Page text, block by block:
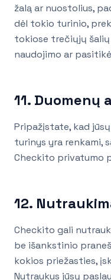
žalą ar nuostolius,
dėl tokio turinio,
tokiose trečiųjų šalių
naudojimo ar
11. Duomenų
Pripažįstate, kad
turinys yra renkami,
Checkito privatumo
12.
Checkito gali
be išankstinio
kokios priežasties,
Nutraukus jūsų